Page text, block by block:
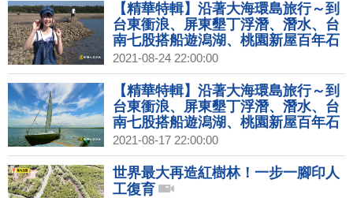
【精華特輯】沿著大海環島旅行～到
台東衝浪、屏東墾丁浮潛、潛水、台
南七股搭船遊潟湖、桃園新屋百年石
滬群體驗古法捕魚，各種海邊玩水大
體驗！｜1000步的繽紛台灣(388)
2021-08-24 22:00:00
【精華特輯】沿著大海環島旅行～到
台東衝浪、屏東墾丁浮潛、潛水、台
南七股搭船遊潟湖、桃園新屋百年石
滬群體驗古法捕魚，各種海邊玩水大
體驗！｜1000步的繽紛台灣(388)預
告
2021-08-17 22:00:00
世界最大再造紅樹林！一步一腳印人
工復育